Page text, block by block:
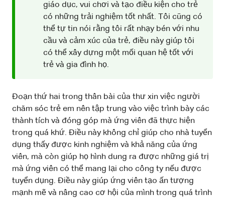
giáo dục, vui chơi và tạo điều kiện cho trẻ
có những trải nghiệm tốt nhất. Tôi cũng có
thể tự tin nói rằng tôi rất nhạy bén với nhu
cầu và cảm xúc của trẻ, điều này giúp tôi
có thể xây dựng một mối quan hệ tốt với
trẻ và gia đình họ.
Đoạn thứ hai trong thân bài của thư xin việc người
chăm sóc trẻ em nên tập trung vào việc trình bày các
thành tích và đóng góp mà ứng viên đã thực hiện
trong quá khứ. Điều này không chỉ giúp cho nhà tuyển
dụng thấy được kinh nghiệm và khả năng của ứng
viên, mà còn giúp họ hình dung ra được những giá trị
mà ứng viên có thể mang lại cho công ty nếu được
tuyển dụng. Điều này giúp ứng viên tạo ấn tượng
mạnh mẽ và nâng cao cơ hội của mình trong quá trình